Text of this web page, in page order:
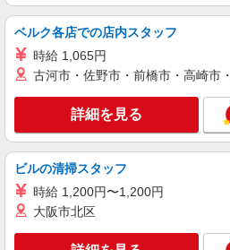
ス【看護助手】
看護助手（ナースエ
時給1,200円 ★週
幅は経験・能力によ
福島県福島市 【
キープ
アルバイト パート 派遣社員
日研トータルソーシング株式会社 メデ
ス【看護助手】
ベルク各店での店内スタッフ
時給 1,065円
古河市・佐野市・前橋市・高崎市
詳細を見る
ビルの清掃スタッフ
時給 1,200円〜1,200円
大阪市北区